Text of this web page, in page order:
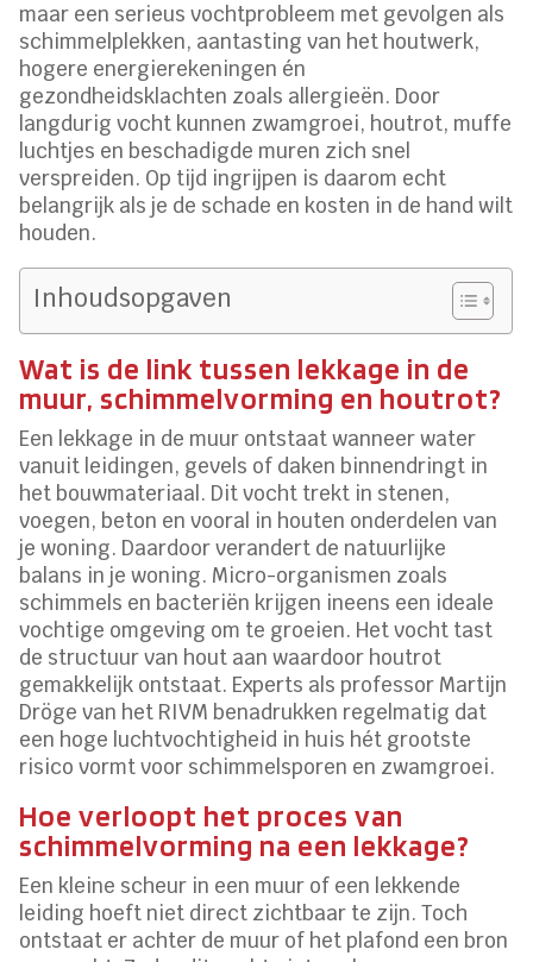
maar een serieus vochtprobleem met gevolgen als
schimmelplekken, aantasting van het houtwerk,
hogere energierekeningen én
gezondheidsklachten zoals allergieën. Door
langdurig vocht kunnen zwamgroei, houtrot, muffe
luchtjes en beschadigde muren zich snel
verspreiden. Op tijd ingrijpen is daarom echt
belangrijk als je de schade en kosten in de hand wilt
houden.
Inhoudsopgaven
Wat is de link tussen lekkage in de
muur, schimmelvorming en houtrot?
Een lekkage in de muur ontstaat wanneer water
vanuit leidingen, gevels of daken binnendringt in
het bouwmateriaal. Dit vocht trekt in stenen,
voegen, beton en vooral in houten onderdelen van
je woning. Daardoor verandert de natuurlijke
balans in je woning. Micro-organismen zoals
schimmels en bacteriën krijgen ineens een ideale
vochtige omgeving om te groeien. Het vocht tast
de structuur van hout aan waardoor houtrot
gemakkelijk ontstaat. Experts als professor Martijn
Dröge van het RIVM benadrukken regelmatig dat
een hoge luchtvochtigheid in huis hét grootste
risico vormt voor schimmelsporen en zwamgroei.
Hoe verloopt het proces van
schimmelvorming na een lekkage?
Een kleine scheur in een muur of een lekkende
leiding hoeft niet direct zichtbaar te zijn. Toch
ontstaat er achter de muur of het plafond een bron